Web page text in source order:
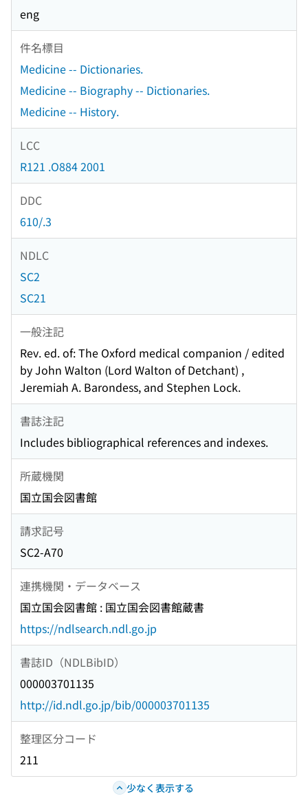
eng
件名標目
Medicine -- Dictionaries.
Medicine -- Biography -- Dictionaries.
Medicine -- History.
LCC
R121 .O884 2001
DDC
610/.3
NDLC
SC2
SC21
一般注記
Rev. ed. of: The Oxford medical companion / edited
by John Walton (Lord Walton of Detchant) ,
Jeremiah A. Barondess, and Stephen Lock.
書誌注記
Includes bibliographical references and indexes.
所蔵機関
国立国会図書館
請求記号
SC2-A70
連携機関・データベース
国立国会図書館 : 国立国会図書館蔵書
https://ndlsearch.ndl.go.jp
書誌ID（NDLBibID）
000003701135
http://id.ndl.go.jp/bib/000003701135
整理区分コード
211
少なく表示する